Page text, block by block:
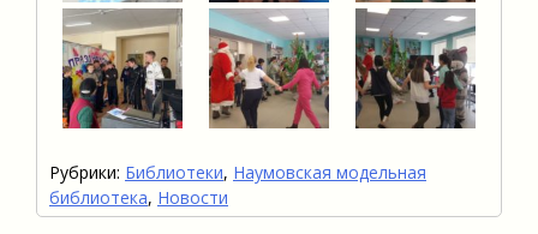
Рубрики: Библиотеки, Наумовская модельная
библиотека, Новости